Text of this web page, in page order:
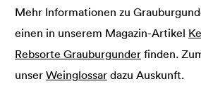
Mehr Informationen zu
einen in unserem Magazin-Artikel
Rebsorte Grauburgunder finden.
unser Weinglossar dazu Auskunft.